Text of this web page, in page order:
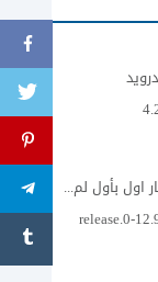
تطبيق اكس تابع الاخبار اول بأول لم يعد تطبيق X، المعروف سابقا باسم تويتر،...